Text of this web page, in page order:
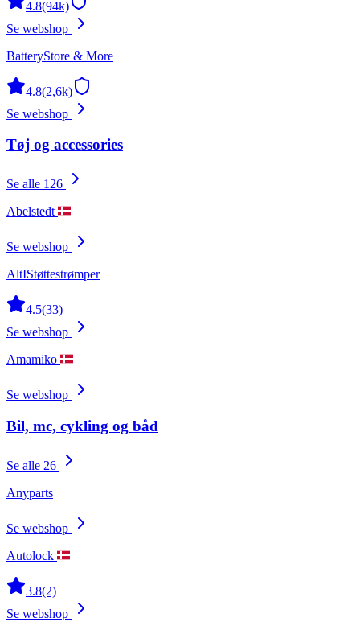
4.8(94k)
Se webshop
BatteryStore & More
4.8(2,6k)
Se webshop
Tøj og accessories
Se alle 126
Abelstedt
Se webshop
AltIStøttestrømper
4.5(33)
Se webshop
Amamiko
Se webshop
Bil, mc, cykling og båd
Se alle 26
Anyparts
Se webshop
Autolock
3.8(2)
Se webshop